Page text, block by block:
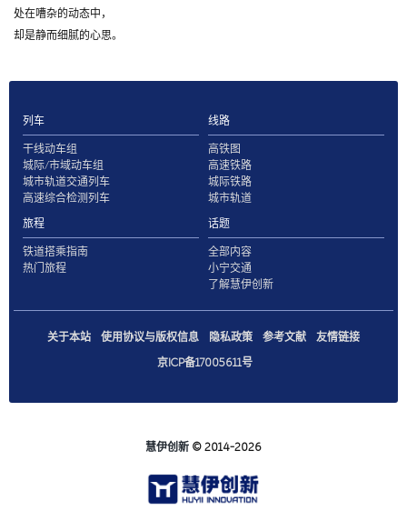
处在嘈杂的动态中，
却是静而细腻的心思。
列车
干线动车组
城际/市域动车组
城市轨道交通列车
高速综合检测列车
线路
高铁图
高速铁路
城际铁路
城市轨道
旅程
铁道搭乘指南
热门旅程
话题
全部内容
小宁交通
了解慧伊创新
关于本站 使用协议与版权信息 隐私政策 参考文献
友情链接
京ICP备17005611号
慧伊创新 © 2014-2026